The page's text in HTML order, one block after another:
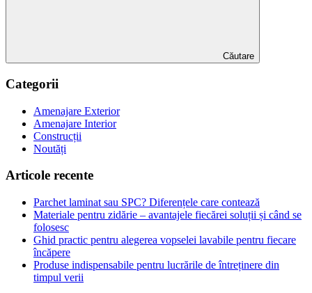
Căutare
Categorii
Amenajare Exterior
Amenajare Interior
Construcții
Noutăți
Articole recente
Parchet laminat sau SPC? Diferențele care contează
Materiale pentru zidărie – avantajele fiecărei soluții și când se
folosesc
Ghid practic pentru alegerea vopselei lavabile pentru fiecare
încăpere
Produse indispensabile pentru lucrările de întreținere din
timpul verii